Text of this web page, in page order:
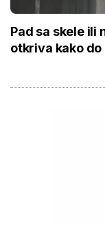
Pad sa skele ili
otkriva kako